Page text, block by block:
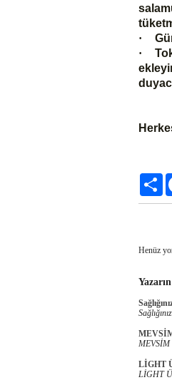
·
·
Henüz
MEVSİM
LİGHT
LİGHT